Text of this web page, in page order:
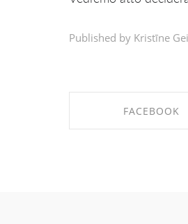
Published by Kristīne
FACEBOOK